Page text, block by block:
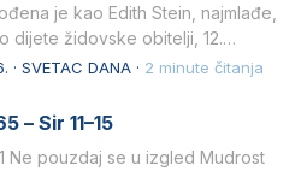
je kao Edith Stein, najmlađe,
dijete židovske obitelji, 12.
u Wrocławu…
· SVETAC DANA · 2 minute čitanja
– Sir 11–15
Ne pouzdaj se u izgled Mudrost